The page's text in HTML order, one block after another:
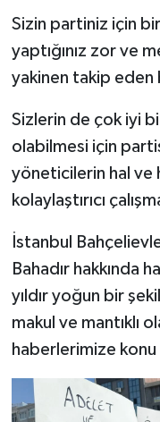
Sizin partiniz için
yaptığınız zor ve
yakinen takip eden
Sizlerin de çok iyi
olabilmesi için
yöneticilerin hal ve
kolaylaştırıcı
İstanbul
Bahadır hakkında
yıldır yoğun bir
makul ve mantıklı
haberlerimize